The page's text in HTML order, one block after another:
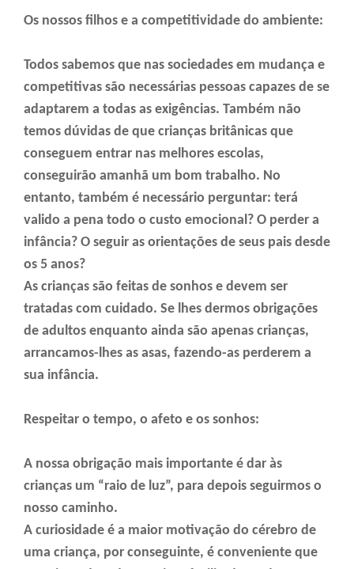
Os nossos filhos e a competitividade do ambiente:
Todos sabemos que nas sociedades em mudança e
competitivas são necessárias pessoas capazes de se
adaptarem a todas as exigências. Também não
temos dúvidas de que crianças britânicas que
conseguem entrar nas melhores escolas,
conseguirão amanhã um bom trabalho. No
entanto, também é necessário perguntar: terá
valido a pena todo o custo emocional? O perder a
infância? O seguir as orientações de seus pais desde
os 5 anos?
As crianças são feitas de sonhos e devem ser
tratadas com cuidado. Se lhes dermos obrigações
de adultos enquanto ainda são apenas crianças,
arrancamos-lhes as asas, fazendo-as perderem a
sua infância.
Respeitar o tempo, o afeto e os sonhos:
A nossa obrigação mais importante é dar às
crianças um “raio de luz”, para depois seguirmos o
nosso caminho.
A curiosidade é a maior motivação do cérebro de
uma criança, por conseguinte, é conveniente que